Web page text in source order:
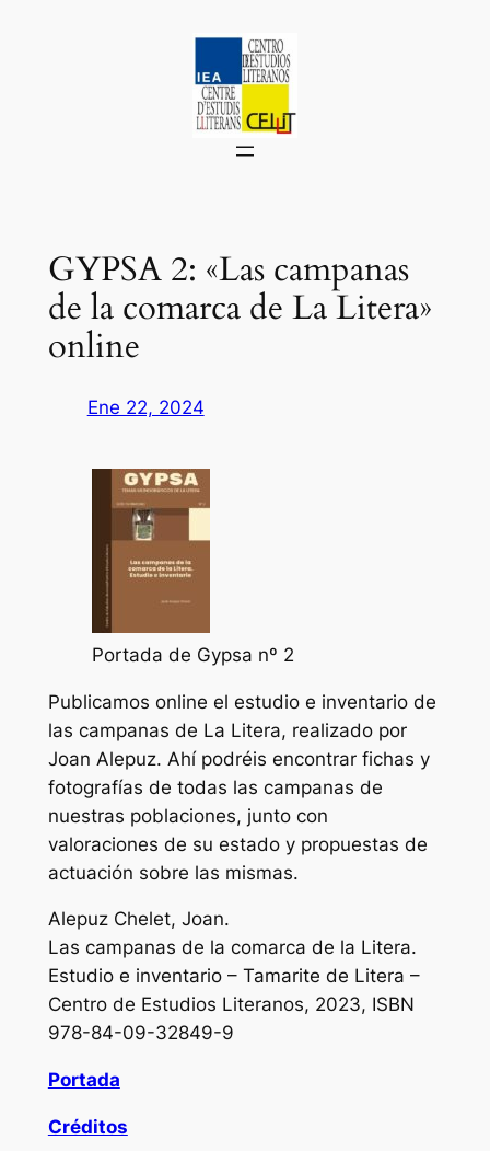
GYPSA 2: «Las campanas
de la comarca de La Litera»
online
Ene 22, 2024
Portada de Gypsa nº 2
Publicamos online el estudio e inventario de
las campanas de La Litera, realizado por
Joan Alepuz. Ahí podréis encontrar fichas y
fotografías de todas las campanas de
nuestras poblaciones, junto con
valoraciones de su estado y propuestas de
actuación sobre las mismas.
Alepuz Chelet, Joan.
Las campanas de la comarca de la Litera.
Estudio e inventario– Tamarite de Litera –
Centro de Estudios Literanos, 2023, ISBN
978-84-09-32849-9
Portada
Créditos